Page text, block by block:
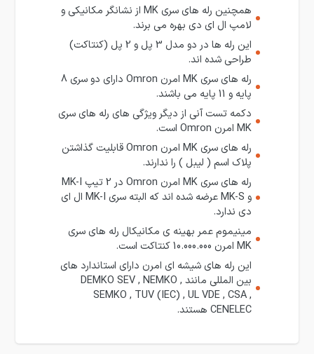
همچنین رله های سری MK از نشانگر مکانیکی و
لامپ ال ای دی بهره می برند.
این رله ها در دو مدل 3 پل و 2 پل (کنتاکت)
طراحی شده اند.
رله های سری MK امرن Omron دارای دو سری 8
پایه و 11 پایه می باشند.
دکمه تست آنی از دیگر ویژگی های رله های سری
MK امرن Omron است.
رله های سری MK امرن Omron قابلیت گذاشتن
پلاک اسم ( لیبل ) را ندارند.
رله های سری MK امرن Omron در 2 تیپ MK-I
و MK-S عرضه شده اند که البته سری MK-I ال ای
دی ندارد.
مینیموم عمر بهینه ی مکانیکال رله های سری
MK امرن 10.000.000 کنتاکت است.
این رله های شیشه ای امرن دارای استاندارد های
بین المللی مانند DEMKO SEV , NEMKO ,
SEMKO , TUV (IEC) , UL VDE , CSA ,
CENELEC هستند.